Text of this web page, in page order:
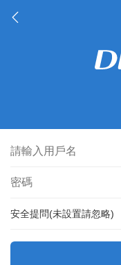
安全提問(未設置請忽略)